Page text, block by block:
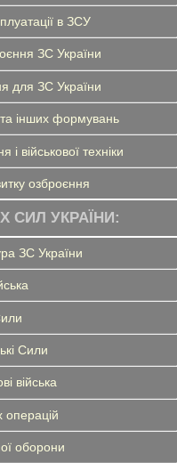
в ЗСУ
ЗС України
для ЗС України
інших формувань
і військової техніки
озброєння
СИЛ УКРАЇНИ:
ЗС України
Сили
війська
операцій
оборони